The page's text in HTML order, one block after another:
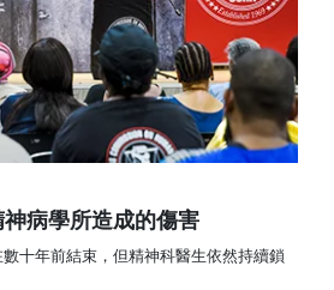
病學所造成的傷害
十年前結束，但精神科醫生依然持續鎖